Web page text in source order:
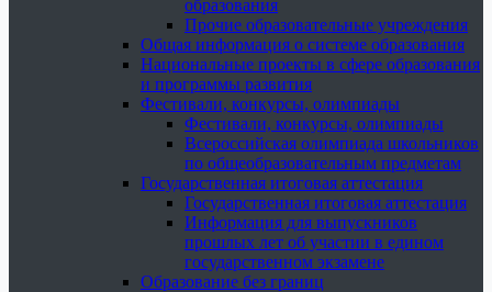
образования
Прочие образовательные учреждения
Общая информация о системе образования
Национальные проекты в сфере образования
и программы развития
Фестивали, конкурсы, олимпиады
Фестивали, конкурсы, олимпиады
Всероссийская олимпиада школьников
по общеобразовательным предметам
Государственная итоговая аттестация
Государственная итоговая аттестация
Информация для выпускников
прошлых лет об участии в едином
государственном экзамене
Образование без границ